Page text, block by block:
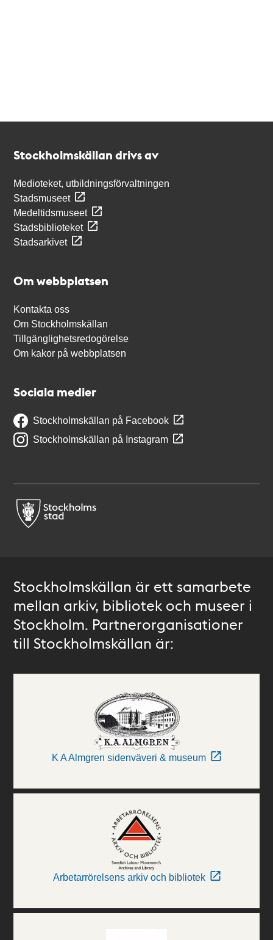
Stockholmskällan drivs av
Medioteket, utbildningsförvaltningen
Stadsmuseet
Medeltidsmuseet
Stadsbiblioteket
Stadsarkivet
Om webbplatsen
Kontakta oss
Om Stockholmskällan
Tillgänglighetsredogörelse
Om kakor på webbplatsen
Sociala medier
Stockholmskällan på Facebook
Stockholmskällan på Instagram
Stockholmskällan är ett samarbete
mellan arkiv, bibliotek och museer i
Stockholm. Partnerorganisationer
till Stockholmskällan är:
K A Almgren sidenväveri & museum
Arbetarrörelsens arkiv och bibliotek